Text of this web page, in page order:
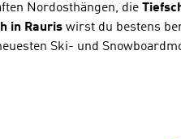
Nordosthängen, die
in Rauris wirst du bestens
Ski- und